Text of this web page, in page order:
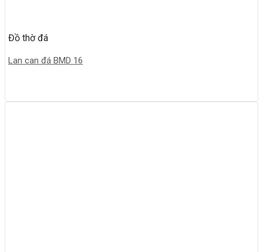
Đồ thờ đá
Lan can đá BMD 16